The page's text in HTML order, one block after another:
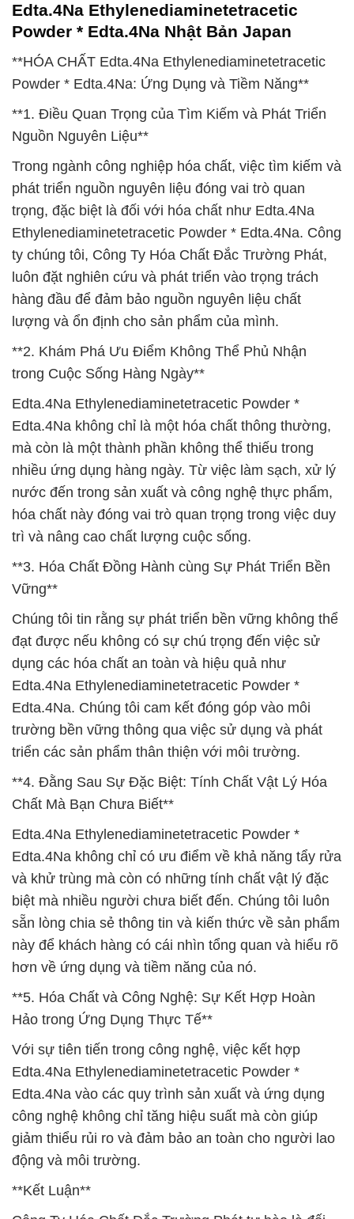
Edta.4Na Ethylenediaminetetracetic
Powder * Edta.4Na Nhật Bản Japan
**HÓA CHẤT Edta.4Na Ethylenediaminetetracetic
Powder * Edta.4Na: Ứng Dụng và Tiềm Năng**
**1. Điều Quan Trọng của Tìm Kiếm và Phát Triển
Nguồn Nguyên Liệu**
Trong ngành công nghiệp hóa chất, việc tìm kiếm và
phát triển nguồn nguyên liệu đóng vai trò quan
trọng, đặc biệt là đối với hóa chất như Edta.4Na
Ethylenediaminetetracetic Powder * Edta.4Na. Công
ty chúng tôi, Công Ty Hóa Chất Đắc Trường Phát,
luôn đặt nghiên cứu và phát triển vào trọng trách
hàng đầu để đảm bảo nguồn nguyên liệu chất
lượng và ổn định cho sản phẩm của mình.
**2. Khám Phá Ưu Điểm Không Thể Phủ Nhận
trong Cuộc Sống Hàng Ngày**
Edta.4Na Ethylenediaminetetracetic Powder *
Edta.4Na không chỉ là một hóa chất thông thường,
mà còn là một thành phần không thể thiếu trong
nhiều ứng dụng hàng ngày. Từ việc làm sạch, xử lý
nước đến trong sản xuất và công nghệ thực phẩm,
hóa chất này đóng vai trò quan trọng trong việc duy
trì và nâng cao chất lượng cuộc sống.
**3. Hóa Chất Đồng Hành cùng Sự Phát Triển Bền
Vững**
Chúng tôi tin rằng sự phát triển bền vững không thể
đạt được nếu không có sự chú trọng đến việc sử
dụng các hóa chất an toàn và hiệu quả như
Edta.4Na Ethylenediaminetetracetic Powder *
Edta.4Na. Chúng tôi cam kết đóng góp vào môi
trường bền vững thông qua việc sử dụng và phát
triển các sản phẩm thân thiện với môi trường.
**4. Đằng Sau Sự Đặc Biệt: Tính Chất Vật Lý Hóa
Chất Mà Bạn Chưa Biết**
Edta.4Na Ethylenediaminetetracetic Powder *
Edta.4Na không chỉ có ưu điểm về khả năng tẩy rửa
và khử trùng mà còn có những tính chất vật lý đặc
biệt mà nhiều người chưa biết đến. Chúng tôi luôn
sẵn lòng chia sẻ thông tin và kiến thức về sản phẩm
này để khách hàng có cái nhìn tổng quan và hiểu rõ
hơn về ứng dụng và tiềm năng của nó.
**5. Hóa Chất và Công Nghệ: Sự Kết Hợp Hoàn
Hảo trong Ứng Dụng Thực Tế**
Với sự tiên tiến trong công nghệ, việc kết hợp
Edta.4Na Ethylenediaminetetracetic Powder *
Edta.4Na vào các quy trình sản xuất và ứng dụng
công nghệ không chỉ tăng hiệu suất mà còn giúp
giảm thiểu rủi ro và đảm bảo an toàn cho người lao
động và môi trường.
**Kết Luận**